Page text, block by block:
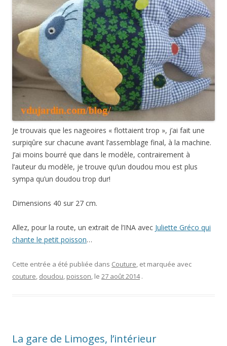
surpiqûre sur chacune avant l’assemblage final, à la machine.
J’ai moins bourré que dans le modèle, contrairement à
l’auteur du modèle, je trouve qu’un doudou mou est plus
sympa qu’un doudou trop dur!
Dimensions 40 sur 27 cm.
Allez, pour la route, un extrait de l’INA avecJuliette Gréco qui
chante le petit poisson…
Cette entrée a été publiée dansCouture, et marquée avec
couture,doudou,poisson, le27 août 2014.
La gare de Limoges, l’intérieur
7 réponses
vous